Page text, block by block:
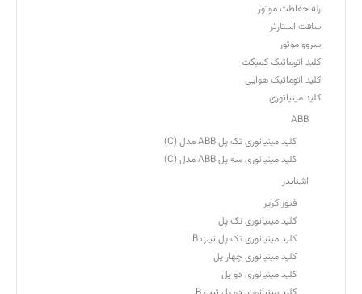
رله حفاظت موتور
سافت استارتر
سروو موتور
کلید اتوماتیک کمپکت
کلید اتوماتیک هوایی
کلید مینیاتوری
ABB
کلید مینیاتوری تک پل ABB مدل (C)
کلید مینیاتوری سه پل ABB مدل (C)
اشنایدر
فیوز کریر
کلید مینیاتوری تک پل
کلید مینیاتوری تک پل تیپ B
کلید مینیاتوری چهار پل
کلید مینیاتوری دو پل